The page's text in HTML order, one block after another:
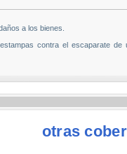
a los bienes.
estampas contra el escaparate de
otras